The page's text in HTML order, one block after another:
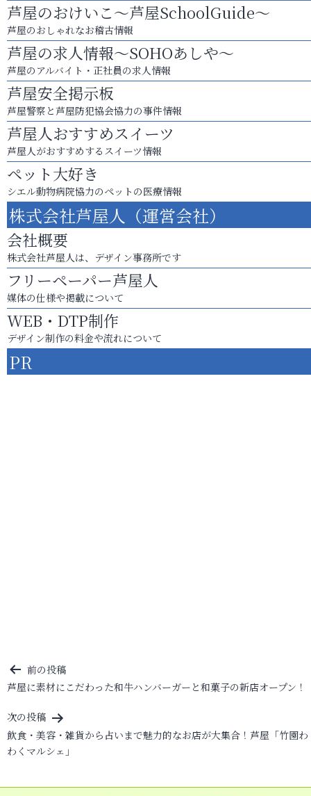
芦屋のおけいこ～芦屋SchoolGuide～
芦屋のおしゃれなお稽古情報
芦屋の求人情報～SOHOあしや～
芦屋のアルバイト・正社員の求人情報
芦屋安全掲示板
芦屋警察と芦屋防犯協会協力の事件情報
芦屋人おすすめスイーツ
芦屋人がおすすめするスイーツ情報
ペット大好き
シエル動物病院協力のペットの医療情報
株式会社芦屋人（運営会社）
会社概要
株式会社芦屋人は、デザイン事務所です
フリーペーパー芦屋人
媒体の仕様や掲載について
WEB・DTP制作
デザイン制作の料金や流れについて
PR
投
稿
ナ
ビ
ゲ
前の投稿
芦屋に素材にこだわった和牛ハンバーガーと和菓子の新店オープン！
次の投稿
飲食・美容・雑貨から占いまで魅力的なお店が大集合！芦屋「竹園わ
わくマルシェ」